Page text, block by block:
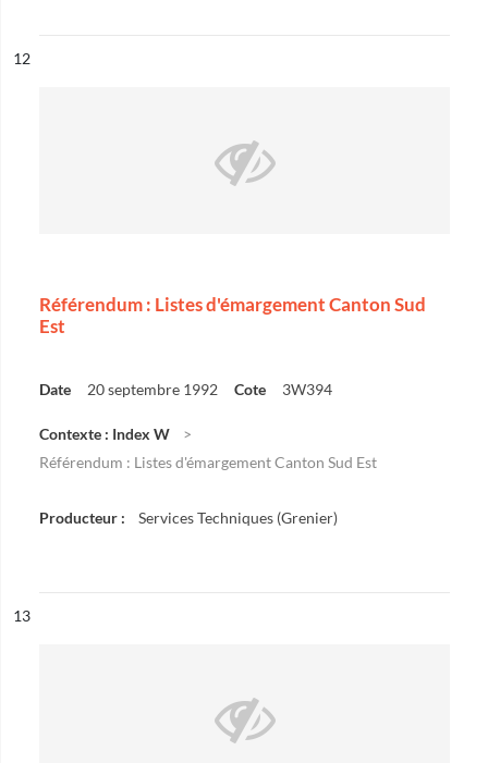
n°
12
Référendum : Listes d'émargement Canton Sud
Est
Date 20 septembre 1992 Cote 3W394
Contexte : Index W
Référendum : Listes d'émargement Canton Sud Est
Producteur : Services Techniques (Grenier)
n°
13